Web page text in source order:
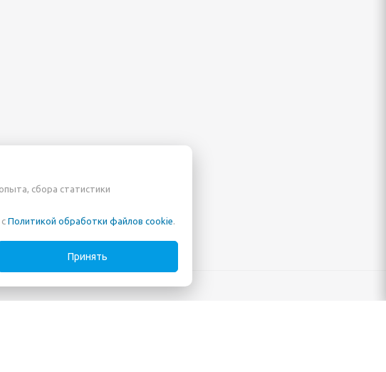
сбора статистики
Политикой обработки файлов cookie.
Принять